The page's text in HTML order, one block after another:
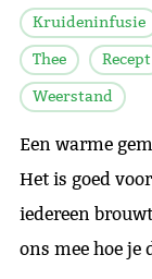
Kruideninfusie
Thee
Recept
Weerstand
Een warme
Het is goed
iedereen
ons mee hoe je